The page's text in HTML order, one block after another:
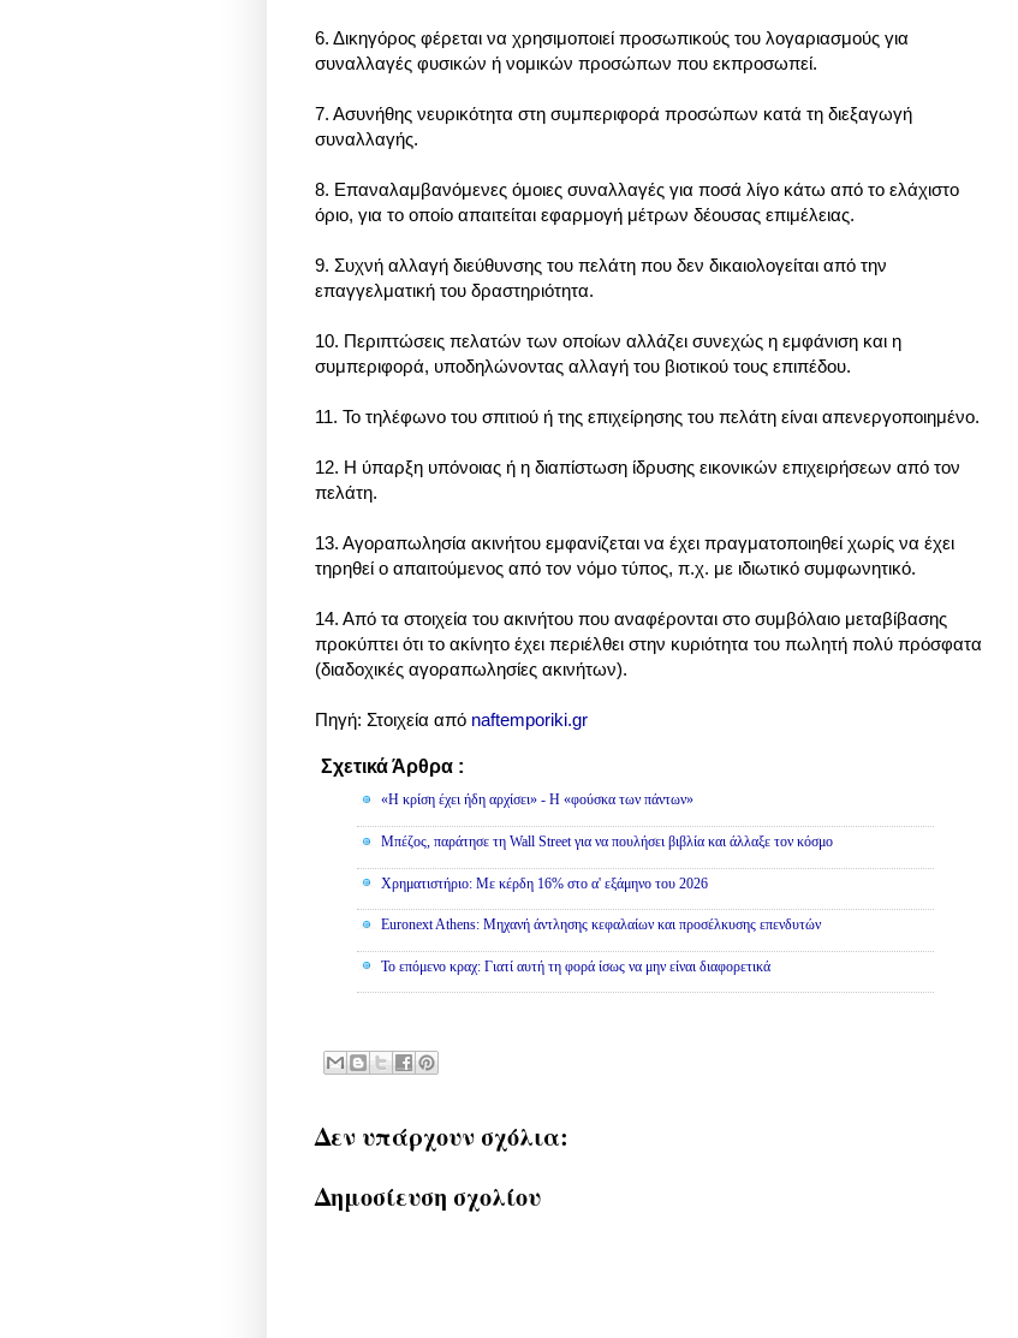
6. Δικηγόρος φέρεται να χρησιμοποιεί προσωπικούς του λογαριασμούς για
συναλλαγές φυσικών ή νομικών προσώπων που εκπροσωπεί.
7. Ασυνήθης νευρικότητα στη συμπεριφορά προσώπων κατά τη διεξαγωγή
συναλλαγής.
8. Επαναλαμβανόμενες όμοιες συναλλαγές για ποσά λίγο κάτω από το ελάχιστο
όριο, για το οποίο απαιτείται εφαρμογή μέτρων δέουσας επιμέλειας.
9. Συχνή αλλαγή διεύθυνσης του πελάτη που δεν δικαιολογείται από την
επαγγελματική του δραστηριότητα.
10. Περιπτώσεις πελατών των οποίων αλλάζει συνεχώς η εμφάνιση και η
συμπεριφορά, υποδηλώνοντας αλλαγή του βιοτικού τους επιπέδου.
11. Το τηλέφωνο του σπιτιού ή της επιχείρησης του πελάτη είναι απενεργοποιημένο.
12. Η ύπαρξη υπόνοιας ή η διαπίστωση ίδρυσης εικονικών επιχειρήσεων από τον
πελάτη.
13. Αγοραπωλησία ακινήτου εμφανίζεται να έχει πραγματοποιηθεί χωρίς να έχει
τηρηθεί ο απαιτούμενος από τον νόμο τύπος, π.χ. με ιδιωτικό συμφωνητικό.
14. Από τα στοιχεία του ακινήτου που αναφέρονται στο συμβόλαιο μεταβίβασης
προκύπτει ότι το ακίνητο έχει περιέλθει στην κυριότητα του πωλητή πολύ πρόσφατα
(διαδοχικές αγοραπωλησίες ακινήτων).
Πηγή: Στοιχεία από naftemporiki.gr
Σχετικά Άρθρα :
«Η κρίση έχει ήδη αρχίσει» - Η «φούσκα των πάντων»
Μπέζος, παράτησε τη Wall Street για να πουλήσει βιβλία και άλλαξε τον κόσμο
Χρηματιστήριο: Με κέρδη 16% στο α' εξάμηνο του 2026
Euronext Athens: Μηχανή άντλησης κεφαλαίων και προσέλκυσης επενδυτών
To επόμενο κραχ: Γιατί αυτή τη φορά ίσως να μην είναι διαφορετικά
Δεν υπάρχουν σχόλια:
Δημοσίευση σχολίου